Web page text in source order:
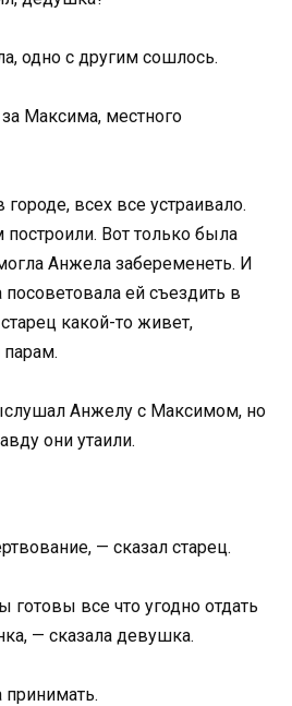
одно с другим сошлось.
Максима, местного
всех все устраивало.
Вот только была
Анжела забеременеть. И
посоветовала ей съездить в
какой-то живет,
Анжелу с Максимом, но
они утаили.
— сказал старец.
все что угодно отдать
— сказала девушка.
принимать.